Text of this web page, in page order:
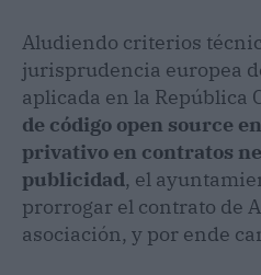
Aludiendo criterios
jurisprudencia europea
aplicada en la República
de código open source
privativo en contratos
publicidad, el
prorrogar el contrato de
asociación, y por ende